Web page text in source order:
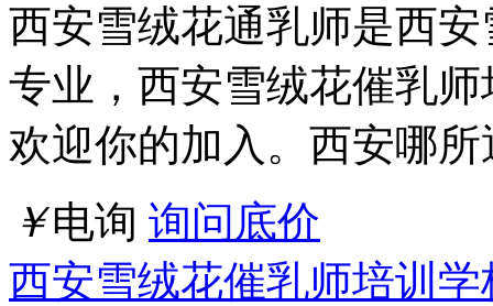
西安雪绒花通乳师是西
专业，西安雪绒花催乳
欢迎你的加入。西安哪所
￥电询 询问底价
西安雪绒花催乳师培训学